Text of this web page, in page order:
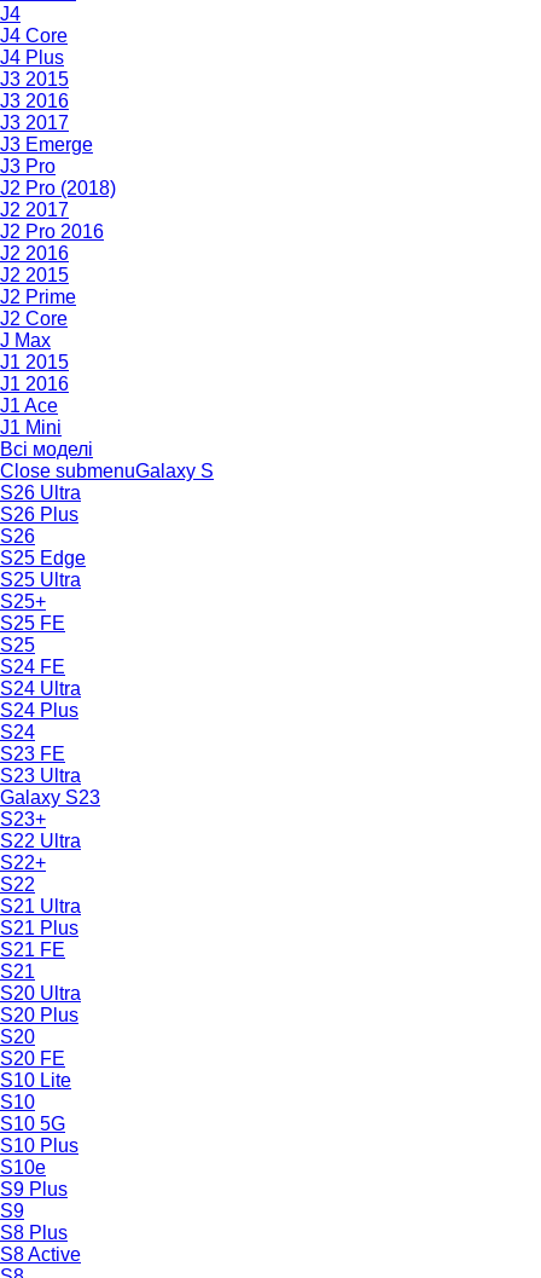
J4
J4 Core
J4 Plus
J3 2015
J3 2016
J3 2017
J3 Emerge
J3 Pro
J2 Pro (2018)
J2 2017
J2 Pro 2016
J2 2016
J2 2015
J2 Prime
J2 Core
J Max
J1 2015
J1 2016
J1 Ace
J1 Mini
Всі моделі
Close submenuGalaxy S
S26 Ultra
S26 Plus
S26
S25 Edge
S25 Ultra
S25+
S25 FE
S25
S24 FE
S24 Ultra
S24 Plus
S24
S23 FE
S23 Ultra
Galaxy S23
S23+
S22 Ultra
S22+
S22
S21 Ultra
S21 Plus
S21 FE
S21
S20 Ultra
S20 Plus
S20
S20 FE
S10 Lite
S10
S10 5G
S10 Plus
S10e
S9 Plus
S9
S8 Plus
S8 Active